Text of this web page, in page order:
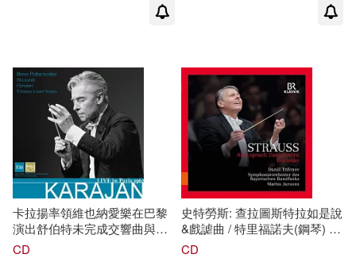
卡拉揚率領維也納愛樂在巴黎
演出舒伯特未完成交響曲與理
查史特勞斯查拉圖斯特拉如是
CD
史特勞斯: 查拉圖斯特拉如是說
&戲謔曲 / 特里福諾夫(鋼琴) /
楊頌
CD